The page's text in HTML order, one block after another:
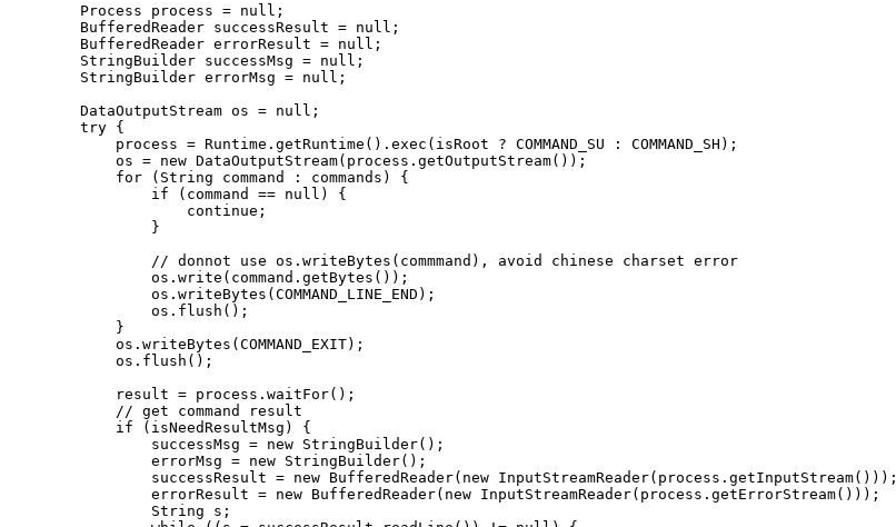
        Process process = null;
        BufferedReader successResult = null;
        BufferedReader errorResult = null;
        StringBuilder successMsg = null;
        StringBuilder errorMsg = null;
        DataOutputStream os = null;
        try {
            process = Runtime.getRuntime().exec(isRoot ? COMMAND_SU : COMMAND_SH);
            os = new DataOutputStream(process.getOutputStream());
            for (String command : commands) {
                if (command == null) {
                    continue;
                }
                // donnot use os.writeBytes(commmand), avoid chinese charset error
                os.write(command.getBytes());
                os.writeBytes(COMMAND_LINE_END);
                os.flush();
            }
            os.writeBytes(COMMAND_EXIT);
            os.flush();
            result = process.waitFor();
            // get command result
            if (isNeedResultMsg) {
                successMsg = new StringBuilder();
                errorMsg = new StringBuilder();
                successResult = new BufferedReader(new InputStreamReader(process.getInputStream()));
                errorResult = new BufferedReader(new InputStreamReader(process.getErrorStream()));
                String s;